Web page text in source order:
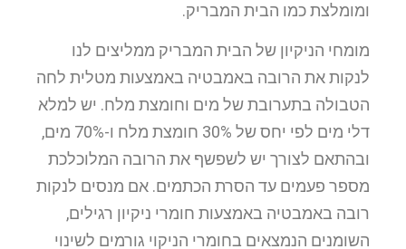
ומומלצת כמו הבית המבריק.
מומחי הניקיון של הבית המבריק ממליצים לנו
לנקות את הרובה באמבטיה באמצעות מטלית לחה
הטבולה בתערובת של מים וחומצת מלח. יש למלא
דלי מים לפי יחס של 30% חומצת מלח ו-70% מים,
ובהתאם לצורך יש לשפשף את הרובה המלוכלכת
מספר פעמים עד הסרת הכתמים. אם מנסים לנקות
רובה באמבטיה באמצעות חומרי ניקיון רגילים,
השומנים הנמצאים בחומרי הניקוי גורמים לשינוי